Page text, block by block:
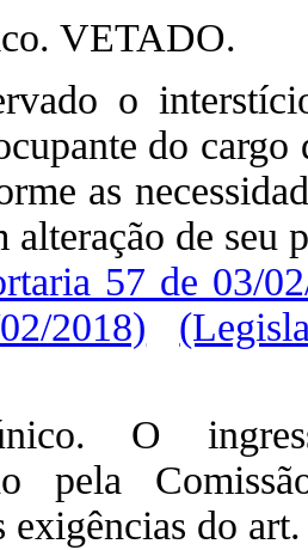
VETADO.
o
do
as
alteração de
57 de 03/
2018)
O
pela
exigências do